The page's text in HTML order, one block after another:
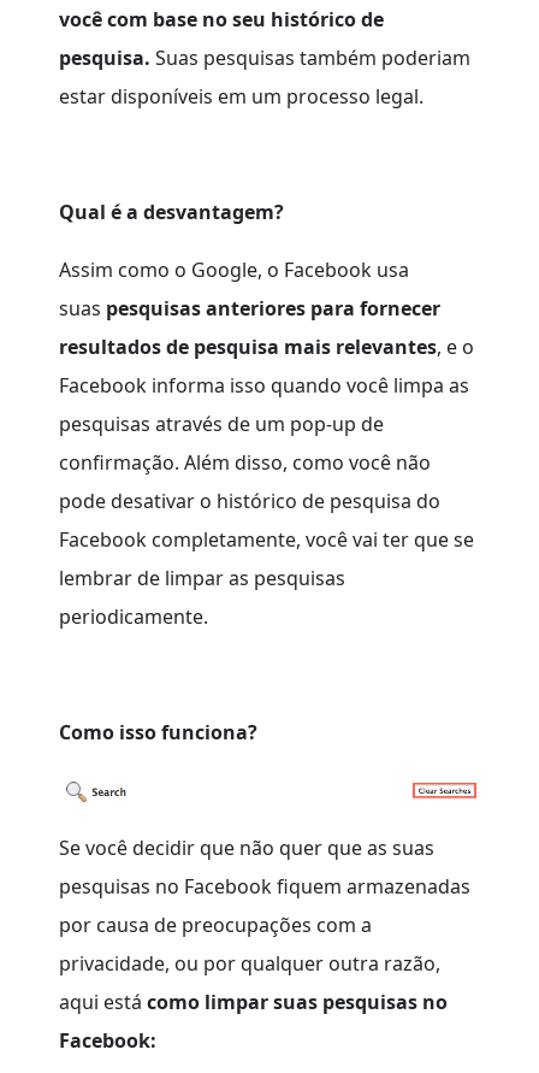
você com base no seu histórico de
pesquisa. Suas pesquisas também poderiam
estar disponíveis em um processo legal.
Qual é a desvantagem?
Assim como o Google, o Facebook usa
suas pesquisasanteriores para fornecer
resultados de pesquisa mais relevantes, e o
Facebook informa isso quando você limpa as
pesquisas através de um pop-up de
confirmação. Além disso, como você não
pode desativar o histórico de pesquisa do
Facebook completamente, você vai ter que se
lembrar de limpar as pesquisas
periodicamente.
Como isso funciona?
Se você decidir que não quer que as suas
pesquisas no Facebook fiquem armazenadas
por causa de preocupações com a
privacidade, ou por qualquer outra razão,
aqui estácomo limpar suas pesquisas no
Facebook: